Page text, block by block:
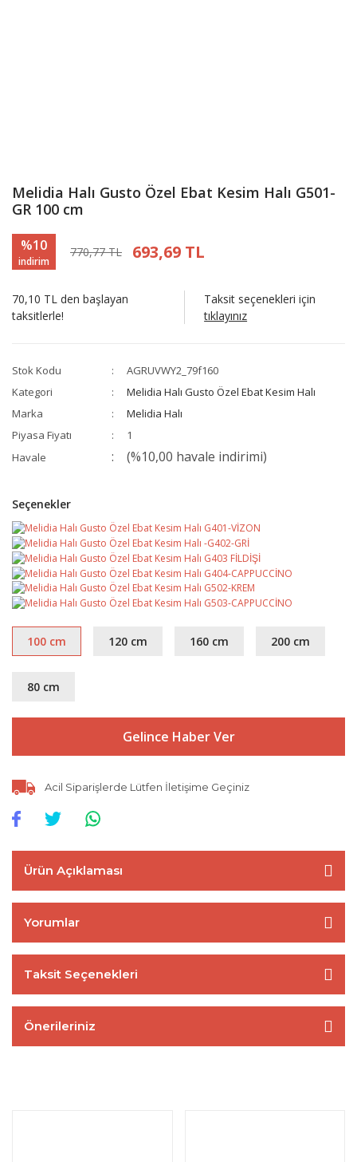
Melidia Halı Gusto Özel Ebat Kesim Halı G501-
GR 100 cm
%10
indirim
770,77 TL 693,69 TL
70,10 TL den başlayan
taksitlerle!
Taksit seçenekleri için
tıklayınız
Stok Kodu
AGRUVWY2_79f160
Kategori
Melidia Halı Gusto Özel Ebat Kesim Halı
Marka
Melidia Halı
Piyasa Fiyatı
1
Havale
(%10,00 havale indirimi)
Seçenekler
100 cm 120 cm 160 cm 200 cm
80 cm
Gelince Haber Ver
Acil Siparişlerde Lütfen İletişime Geçiniz
Ürün Açıklaması
Yorumlar
Taksit Seçenekleri
Önerileriniz